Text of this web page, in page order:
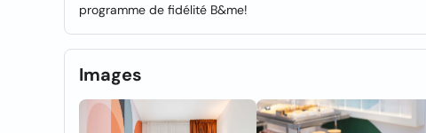
programme de fidélité B&me!
Images